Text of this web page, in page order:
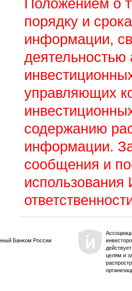
порядку и
информации,
управляющих
содержанию
информации.
сообщения и
Банком России
целям и